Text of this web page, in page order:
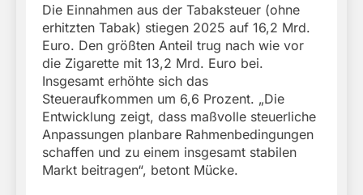
Die Einnahmen aus der Tabaksteuer (ohne
erhitzten Tabak) stiegen 2025 auf 16,2 Mrd.
Euro. Den größten Anteil trug nach wie vor
die Zigarette mit 13,2 Mrd. Euro bei.
Insgesamt erhöhte sich das
Steueraufkommen um 6,6 Prozent. „Die
Entwicklung zeigt, dass maßvolle steuerliche
Anpassungen planbare Rahmenbedingungen
schaffen und zu einem insgesamt stabilen
Markt beitragen“, betont Mücke.